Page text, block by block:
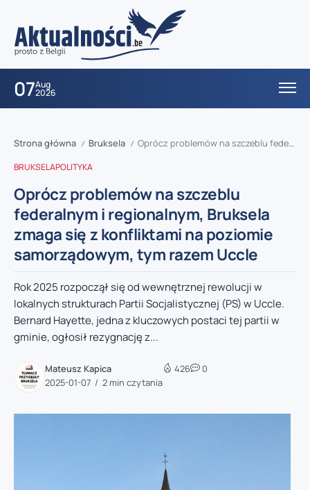
07Aug
2026
Strona główna / Bruksela / Oprócz problemów na szczeblu federalnym i regionalnym, Bruksela zmaga się z konfliktami na poziomie samorządowym, tym razem Uccle
BRUKSELAPOLITYKA
Oprócz problemów na szczeblu
federalnym i regionalnym, Bruksela
zmaga się z konfliktami na poziomie
samorządowym, tym razem Uccle
Rok 2025 rozpoczął się od wewnętrznej rewolucji w
lokalnych strukturach Partii Socjalistycznej (PS) w Uccle.
Bernard Hayette, jedna z kluczowych postaci tej partii w
gminie, ogłosił rezygnację z...
Mateusz Kapica
2025-01-07
2 min czytania
426 0